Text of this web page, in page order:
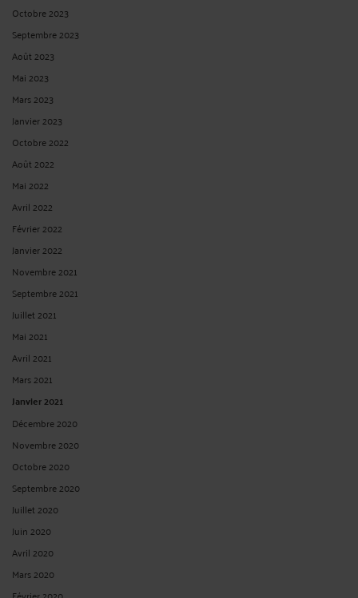
Octobre 2023
Septembre 2023
Août 2023
Mai 2023
Mars 2023
Janvier 2023
Octobre 2022
Août 2022
Mai 2022
Avril 2022
Février 2022
Janvier 2022
Novembre 2021
Septembre 2021
Juillet 2021
Mai 2021
Avril 2021
Mars 2021
Janvier 2021
Décembre 2020
Novembre 2020
Octobre 2020
Septembre 2020
Juillet 2020
Juin 2020
Avril 2020
Mars 2020